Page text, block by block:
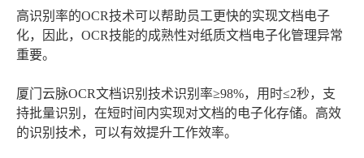
高识别率的OCR技术可以帮助员工更快的实现文档电子
化，因此，OCR技能的成熟性对纸质文档电子化管理异常
重要。
厦门云脉OCR文档识别技术识别率≥98%，用时≤2秒，支
持批量识别，在短时间内实现对文档的电子化存储。高效
的识别技术，可以有效提升工作效率。